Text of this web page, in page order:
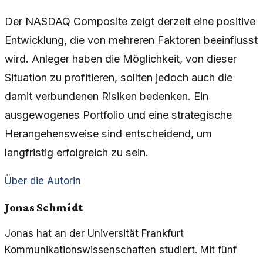
Der NASDAQ Composite zeigt derzeit eine positive
Entwicklung, die von mehreren Faktoren beeinflusst
wird. Anleger haben die Möglichkeit, von dieser
Situation zu profitieren, sollten jedoch auch die
damit verbundenen Risiken bedenken. Ein
ausgewogenes Portfolio und eine strategische
Herangehensweise sind entscheidend, um
langfristig erfolgreich zu sein.
Über die Autorin
Jonas Schmidt
Jonas hat an der Universität Frankfurt
Kommunikationswissenschaften studiert. Mit fünf